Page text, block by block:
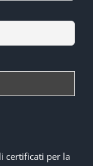
certificati per la